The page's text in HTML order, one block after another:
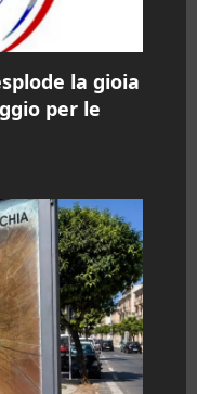
la gioia
per le